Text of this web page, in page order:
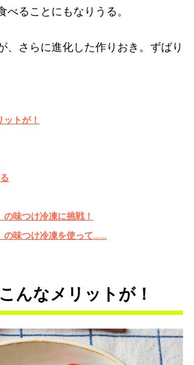
べることにもなりうる。
、さらに進化した作りおき。ずばり
トが！
味つけ冷凍に挑戦！
の味つけ冷凍を使って……
んなメリットが！